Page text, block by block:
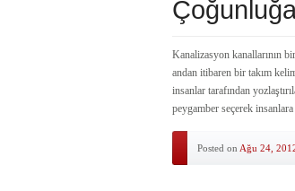
Kanalizasyon kanallarının
andan itibaren bir takım
insanlar tarafından
peygamber seçerek
Posted on Ağu 24,